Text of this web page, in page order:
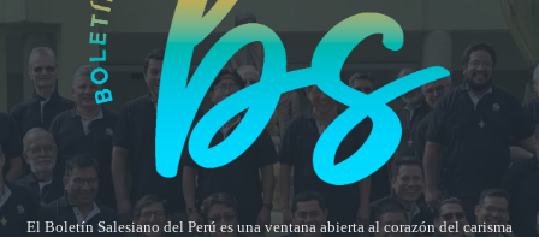
El Boletín Salesiano del Perú es una ventana abierta al corazón del carisma